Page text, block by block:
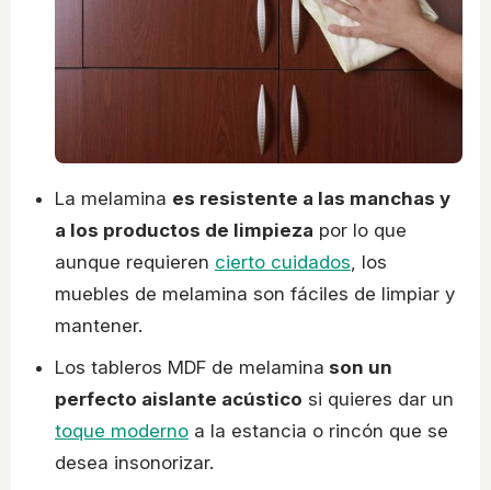
La melamina es resistente a las manchas y
a los productos de limpieza por lo que
aunque requieren cierto cuidados, los
muebles de melamina son fáciles de limpiar y
mantener.
Los tableros MDF de melamina son un
perfecto aislante acústico si quieres dar un
toque moderno a la estancia o rincón que se
desea insonorizar.